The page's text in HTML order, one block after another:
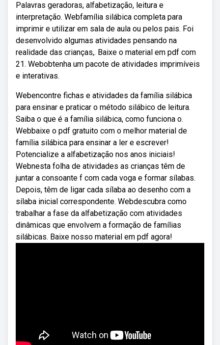
Palavras geradoras, alfabetização, leitura e
interpretação. Webfamília silábica completa para
imprimir e utilizar em sala de aula ou pelos pais. Foi
desenvolvido algumas atividades pensando na
realidade das crianças,. Baixe o material em pdf com
21. Webobtenha um pacote de atividades imprimíveis
e interativas.
Webencontre fichas e atividades da família silábica
para ensinar e praticar o método silábico de leitura.
Saiba o que é a família silábica, como funciona o.
Webbaixe o pdf gratuito com o melhor material de
família silábica para ensinar a ler e escrever!
Potencialize a alfabetização nos anos iniciais!
Webnesta folha de atividades as crianças têm de
juntar a consoante f com cada voga e formar sílabas.
Depois, têm de ligar cada sílaba ao desenho com a
sílaba inicial correspondente. Webdescubra como
trabalhar a fase da alfabetização com atividades
dinâmicas que envolvem a formação de famílias
silábicas. Baixe nosso material em pdf agora!